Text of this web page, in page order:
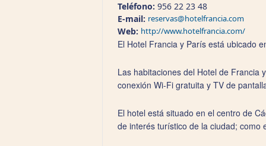
Teléfono: 956 22 23 48
E-mail: reservas@hotelfrancia.com
Web: http://www.hotelfrancia.com/
El Hotel Francia y París está ubicado
Las habitaciones del Hotel de Francia
conexión Wi-Fi gratuita y TV de
El hotel está situado en el centro de
de interés turístico de la ciudad; como